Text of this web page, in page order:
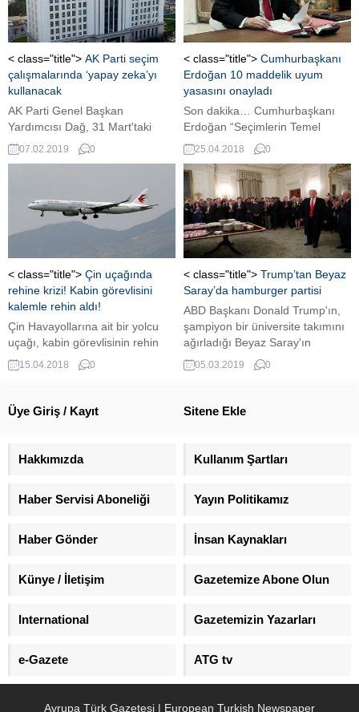
sezonunda olmak üzere 1 milyon
300 binin üzerinde koltuk arzı ile
tarihi bir rekora imza atarak
kapasitemizi yüzde 13 artırdık.”
dedi....
için Birleşmiş Milletler Güvenlik
Konseyi’nde (BMGK) ortak bir
girişimde bulunacağını yazdı.
BMGK’nın geçen şubat ayındaki
ateşkes kararı hayata
geçmemişti. ABD,...
< class="title"> AK Parti seçim
çalışmalarında ‘yapay zeka’yı
kullanacak
AK Parti Genel Başkan
Yardımcısı Dağ, 31 Mart'taki
yerel seçim çalışmalarında
yapay zekadan
07.02.2019 0
< class="title"> Cumhurbaşkanı
Erdoğan 10 maddelik uyum
yasasını onayladı
Son dakika… Cumhurbaşkanı
Erdoğan “Seçimlerin Temel
Hükümleri ve Seçmen Kütükleri
Hakkında Kanun ile Bazı
Kanunlarda Değişiklik
Yapılmasına Dair Kanun”u
onayladı AA’nın aktardığı son
dakika bilgisine göre;
Cumhurbaşkanı Erdoğan
“Seçimlerin Temel Hükümleri ve
Seçmen Kütükleri Hakkında
Kanun ile Bazı Kanunlarda
Değişiklik Yapılmasına Dair
Kanun”u onayladı. 24 Haziran
2018 cumhurbaşkanlığı ve...
25.04.2018 0
< class="title"> Çin uçağında
rehine krizi! Kabin görevlisini
kalemle rehin aldı!
Çin Havayollarına ait bir yolcu
uçağı, kabin görevlisinin rehin
alınması nedeniyle güzergahını
değiştirerek başka bir
Havacılık Kurumunun
sayılı uçağın kabin görevlisinin
inmek zorunda kaldığı belirtildi.
“business...
15.04.2018 0
< class="title"> Trump’tan Beyaz
Saray’da hamburger partisi
ABD Başkanı Donald Trump'ın,
şampiyon bir üniversite takımını
ağırladığı Beyaz Saray'ın
masaları, fast food yiyeceklerle
doldu.
05.03.2019 0
Üye Giriş / Kayıt Sitene Ekle
Hakkımızda Kullanım Şartları
Haber Servisi Aboneliği Yayın Politikamız
Haber Gönder İnsan Kaynakları
Künye / İletişim Gazetemize Abone Olun
International Gazetemizin Yazarları
e-Gazete ATG tv
Avrupa Türk Gazetesi | European Turkish Newspaper